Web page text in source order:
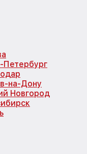
Петербург
на-Дону
Новгород